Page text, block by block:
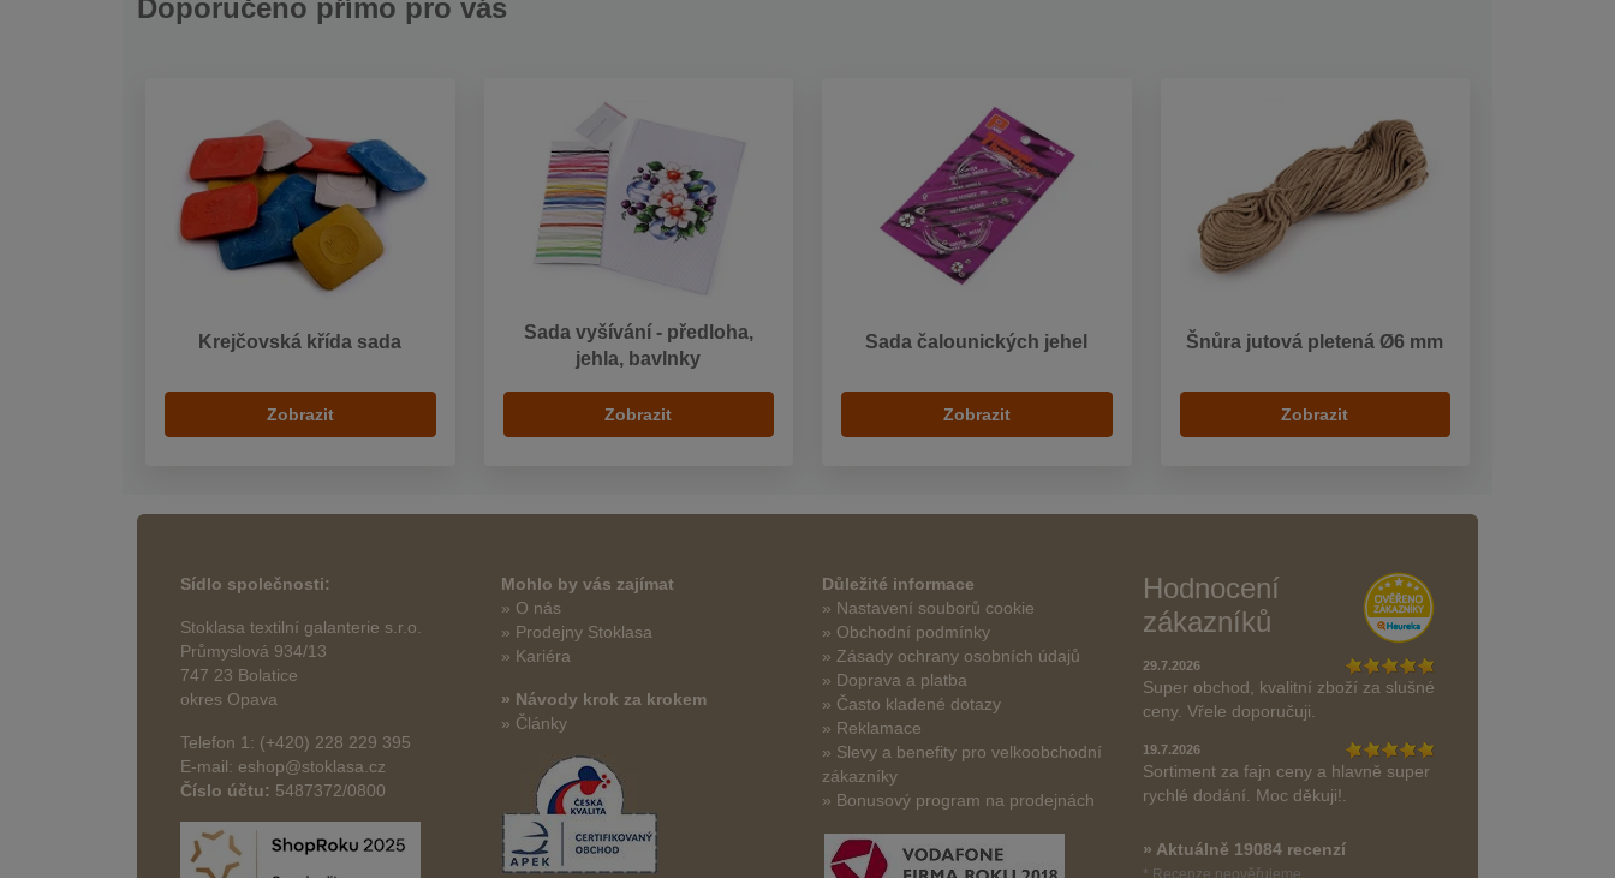
Doporučeno přímo pro vás
Krejčovská křída sada
Zobrazit
Sada vyšívání - předloha,
jehla, bavlnky
Zobrazit
Sada čalounických jehel
Zobrazit
Šnůra jutová pletená Ø6 mm
Zobrazit
Sídlo společnosti:
Stoklasa textilní galanterie s.r.o.
Průmyslová 934/13
747 23 Bolatice
okres Opava
Telefon 1: (+420) 228 229 395
E-mail: eshop@stoklasa.cz
Číslo účtu: 5487372/0800
Mohlo by vás zajímat
» O nás
» Prodejny Stoklasa
» Kariéra
» Návody krok za krokem
» Články
Důležité informace
» Nastavení souborů cookie
» Obchodní podmínky
» Zásady ochrany osobních údajů
» Doprava a platba
» Často kladené dotazy
» Reklamace
» Slevy a benefity pro velkoobchodní
zákazníky
» Bonusový program na prodejnách
Hodnocení
zákazníků
29.7.2026
Super obchod, kvalitní zboží za slušné
ceny. Vřele doporučuji.
19.7.2026
Sortiment za fajn ceny a hlavně super
rychlé dodání. Moc děkuji!.
» Aktuálně 19084 recenzí
* Recenze neověřujeme